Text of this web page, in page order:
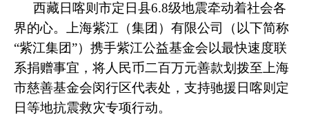
西藏日喀则市定日县6.8级地震牵动着社会各
界的心。上海紫江（集团）有限公司（以下简称
“紫江集团”）携手紫江公益基金会以最快速度联
系捐赠事宜，将人民币二百万元善款划拨至上海
市慈善基金会闵行区代表处，支持驰援日喀则定
日等地抗震救灾专项行动。